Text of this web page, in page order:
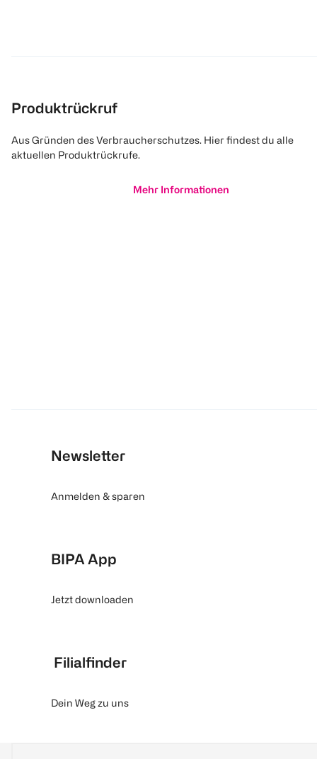
Produktrückruf
Aus Gründen des Verbraucherschutzes. Hier findest du alle
aktuellen Produktrückrufe.
Mehr Informationen
Newsletter
Anmelden & sparen
BIPA App
Jetzt downloaden
Filialfinder
Dein Weg zu uns